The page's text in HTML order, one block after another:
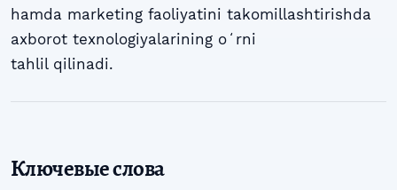
hamda marketing faoliyatini takomillashtirishda
axborot texnologiyalarining oʻrni
tahlil qilinadi.
Ключевые слова